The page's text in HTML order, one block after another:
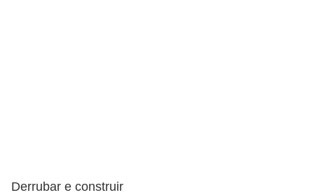
Derrubar e construir